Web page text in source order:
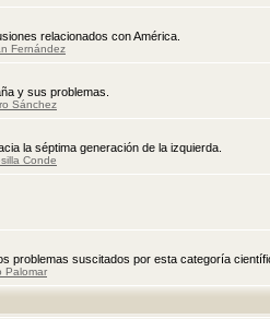
relacionados con América.
Fernández
y sus problemas.
Sánchez
la séptima generación de la izquierda.
Conde
problemas suscitados por esta categoría
Palomar